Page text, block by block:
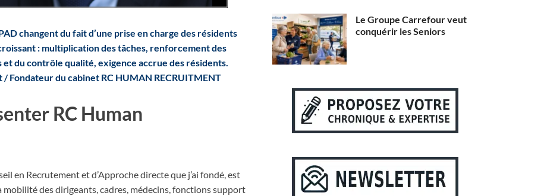
changent du fait d’une prise en charge des résidents
: multiplication des tâches, renforcement des
du contrôle qualité, exigence accrue des résidents.
Fondateur du cabinet RC HUMAN RECRUITMENT
RC Human
en Recrutement et d’Approche directe que j’ai fondé, est
des dirigeants, cadres, médecins, fonctions support
Le Groupe Carrefour veut
conquérir les Seniors